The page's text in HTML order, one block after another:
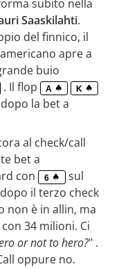
subito nella
Saaskilahti.
del finnico, il
apre a
buio
. Il flop A
K
la bet a
al check/call
bet a
con 6
sul
dopo il terzo check
non è in allin, ma
34 milioni. Ci
or not to hero?" .
oppure no.